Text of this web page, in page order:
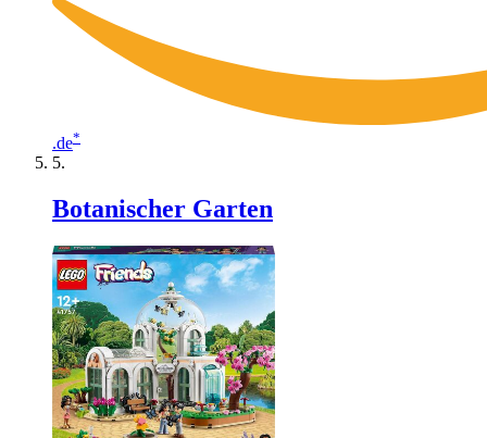
.de*
Botanischer Garten